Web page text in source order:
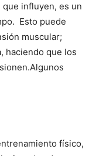
influyen, es un
Esto puede
muscular;
haciendo que los
Algunos
físico,